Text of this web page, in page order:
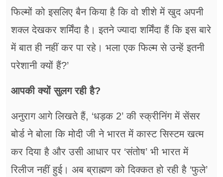
फिल्मों को इसलिए बैन किया है कि वो शीशे में खुद अपनी
शक्ल देखकर शर्मिंदा है। इतने ज्यादा शर्मिंदा हैं कि इस बारे
में बात ही नहीं कर पा रहे। भला एक फिल्म से उन्हें इतनी
परेशानी क्यों हैं?’
आपकी क्यों सुलग रही है?
अनुराग आगे लिखते हैं, ‘धड़क 2’ की स्क्रीनिंग में सेंसर
बोर्ड ने बोला कि मोदी जी ने भारत में कास्ट सिस्टम खत्म
कर दिया है और उसी आधार पर ‘संतोष’ भी भारत में
रिलीज नहीं हुई। अब ब्राह्मण को दिक्कत हो रही है ‘फुले’